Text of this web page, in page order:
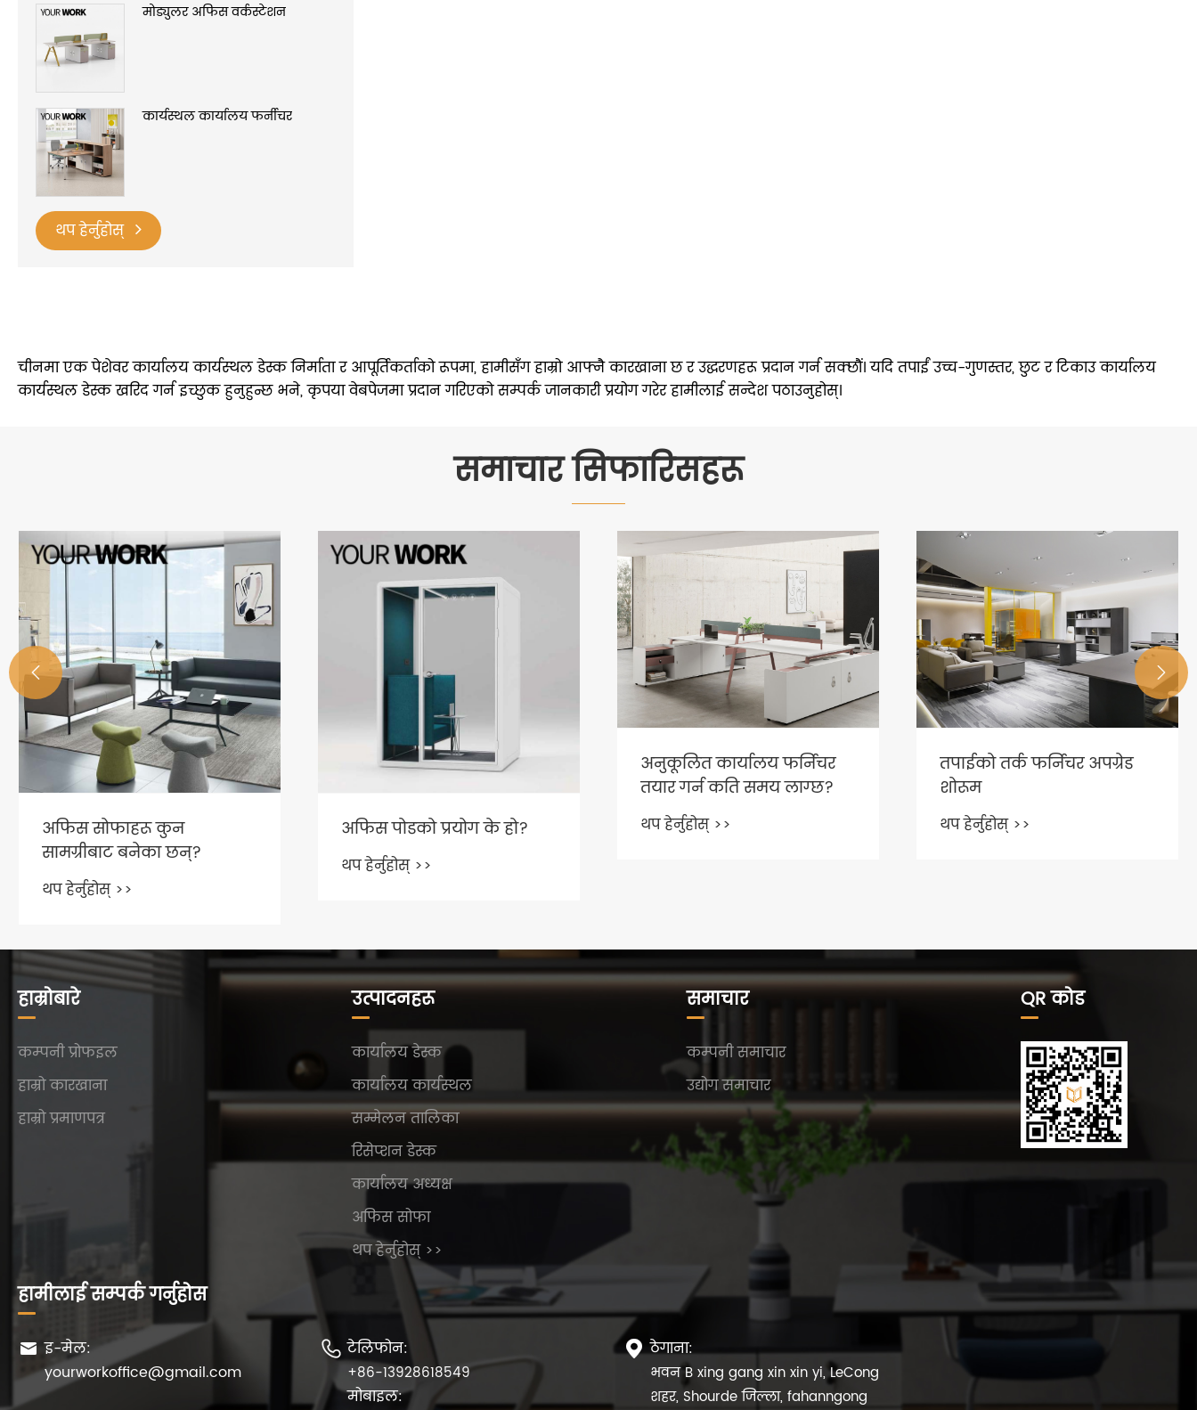
मोड्युलर अफिस वर्कस्टेशन
कार्यस्थल कार्यालय फर्नीचर
थप हेर्नुहोस्
चीनमा एक पेशेवर कार्यालय कार्यस्थल डेस्क निर्माता र आपूर्तिकर्ताको रूपमा, हामीसँग हाम्रो आफ्नै कारखाना छ र उद्धरणहरू प्रदान गर्न सक्छौं। यदि तपाईं उच्च-गुणस्तर, छुट र टिकाउ कार्यालय
कार्यस्थल डेस्क खरिद गर्न इच्छुक हुनुहुन्छ भने, कृपया वेबपेजमा प्रदान गरिएको सम्पर्क जानकारी प्रयोग गरेर हामीलाई सन्देश पठाउनुहोस्।
समाचार सिफारिसहरू
अफिस सोफाहरू कुन
सामग्रीबाट बनेका छन्?
थप हेर्नुहोस् >>
अफिस पोडको प्रयोग के हो?
थप हेर्नुहोस् >>
अनुकूलित कार्यालय फर्निचर
तयार गर्न कति समय लाग्छ?
थप हेर्नुहोस् >>
तपाईको तर्क फर्निचर अपग्रेड
शोरूम
थप हेर्नुहोस् >>
 
हाम्रोबारे
कम्पनी प्रोफइल
हाम्रो कारखाना
हाम्रो प्रमाणपत्र
उत्पादनहरू
कार्यालय डेस्क
कार्यालय कार्यस्थल
सम्मेलन तालिका
रिसेप्शन डेस्क
कार्यालय अध्यक्ष
अफिस सोफा
थप हेर्नुहोस् >>
समाचार
कम्पनी समाचार
उद्योग समाचार
QR कोड
हामीलाई सम्पर्क गर्नुहोस
 इ-मेल:
yourworkoffice@gmail.com
 टेलिफोन:
+86-13928618549
मोबाइल:
 ठेगाना:
भवन B xing gang xin xin yi, LeCong
शहर, Shourde जिल्ला, fahanngong